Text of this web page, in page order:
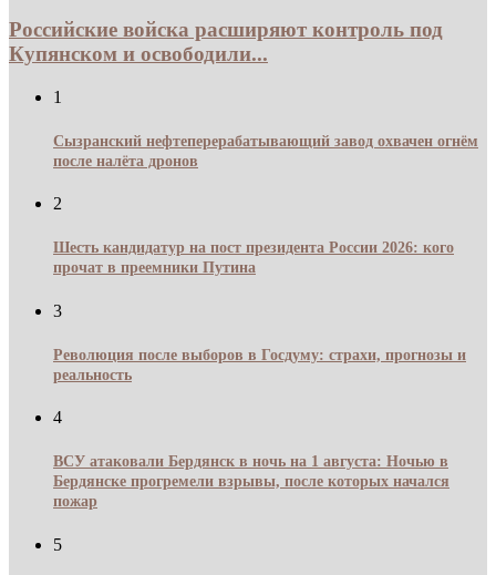
Российские войска расширяют контроль под
Купянском и освободили...
1
Сызранский нефтеперерабатывающий завод охвачен огнём
после налёта дронов
2
Шесть кандидатур на пост президента России 2026: кого
прочат в преемники Путина
3
Революция после выборов в Госдуму: страхи, прогнозы и
реальность
4
ВСУ атаковали Бердянск в ночь на 1 августа: Ночью в
Бердянске прогремели взрывы, после которых начался
пожар
5